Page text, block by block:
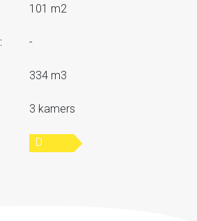
101 m2
-
334 m3
3 kamers
D